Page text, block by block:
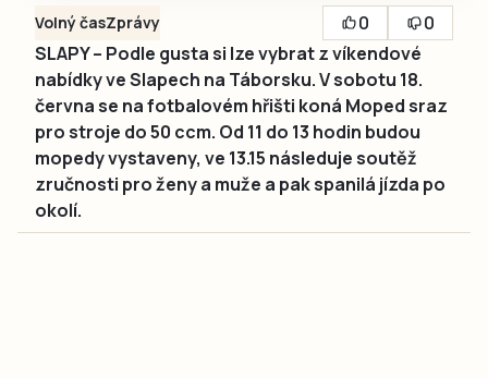
Volný časZprávy 0
0
SLAPY – Podle gusta si lze vybrat z víkendové
nabídky ve Slapech na Táborsku. V sobotu 18.
června se na fotbalovém hřišti koná Moped sraz
pro stroje do 50 ccm. Od 11 do 13 hodin budou
mopedy vystaveny, ve 13.15 následuje soutěž
zručnosti pro ženy a muže a pak spanilá jízda po
okolí.